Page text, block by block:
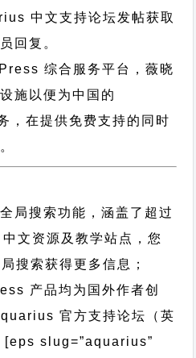
中文支持论坛发帖获取
回复。
综合服务平台，薇晓
施以便为中国的
，在提供免费支持的同时
局搜索功能，涵盖了超过
文资源及教学站点，您
搜索获得更多信息；
产品均为国外作者创
官方支持论坛
（英
[eps slug=”aquarius”